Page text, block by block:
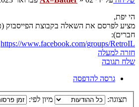
הי יפת,
חברים):
https://www.facebook.com/groups/RetroIL
חזרה למעלה
שלח תגובה
גרסה להדפסה
תצוגה: מיון לפי: